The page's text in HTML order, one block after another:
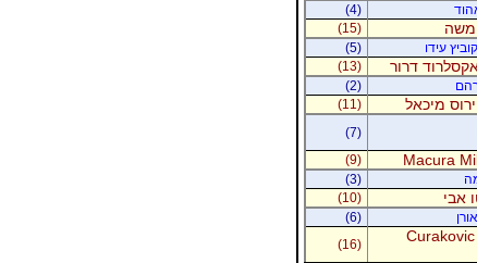
(4)
משה
(15)
עידו
(5)
דרור
(13)
(2)
מיכאל (11)
(7)
Macura
(9)
(3)
אבי (10)
(6)
(16)